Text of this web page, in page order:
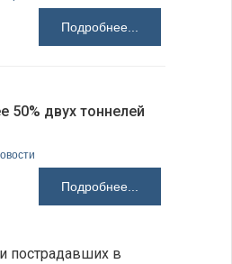
Подробнее...
50% двух тоннелей
Подробнее...
пострадавших в